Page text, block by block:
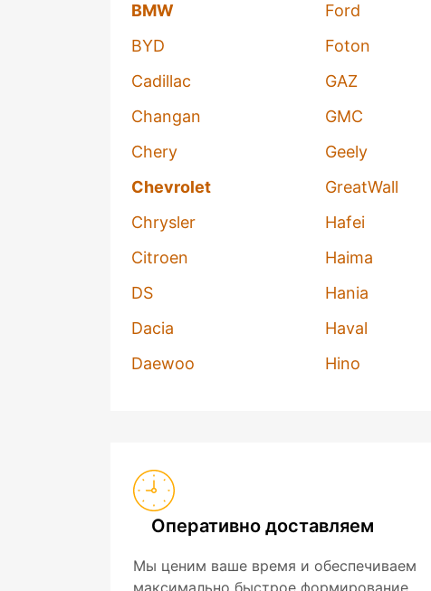
BMW
BYD
Cadillac
Changan
Chery
Chevrolet
Chrysler
Citroen
DS
Dacia
Daewoo
Ford
Foton
GAZ
GMC
Geely
GreatWall
Hafei
Haima
Hania
Haval
Hino
Оперативно доставляем
Мы ценим ваше время и обеспечиваем